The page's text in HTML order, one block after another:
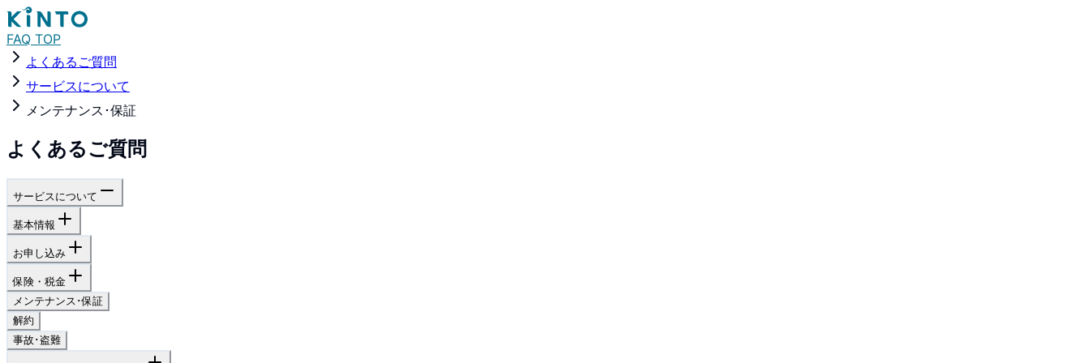
FAQ TOP
よくあるご質問
サービスについて
メンテナンス･保証
よくあるご質問
サービスについて
基本情報
お申し込み
保険・税金
メンテナンス･保証
解約
事故･盗難